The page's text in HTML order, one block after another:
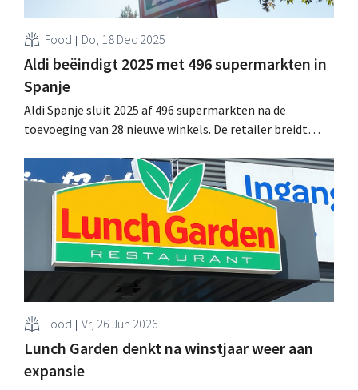
Food Do, 18 Dec 2025
Aldi beëindigt 2025 met 496 supermarkten in
Spanje
Aldi Spanje sluit 2025 af 496 supermarkten na de
toevoeging van 28 nieuwe winkels. De retailer breidt
huishoudens kopen inmiddels bij de discounter. .
Food Vr, 26 Jun 2026
Lunch Garden denkt na winstjaar weer aan
expansie